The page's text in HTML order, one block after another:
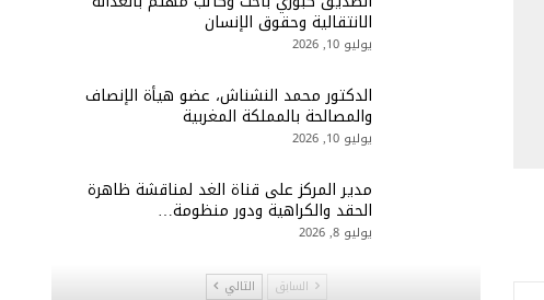
الانتقالية وحقوق الإنسان
يوليو 10, 2026
الدكتور محمد النشناش، عضو هيأة الإنصاف
والمصالحة بالمملكة المغربية
يوليو 10, 2026
مدير المركز على قناة الغد لمناقشة ظاهرة
الحقد والكراهية ودور منظومة…
يوليو 8, 2026
السابق التالي